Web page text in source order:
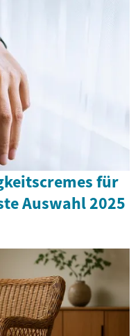
für
Auswahl 2025